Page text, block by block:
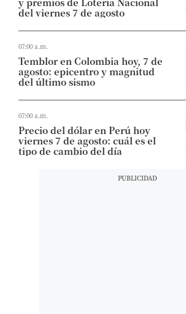
del viernes 7 de agosto
07:00 a.m.
Temblor en Colombia hoy, 7 de
agosto: epicentro y magnitud
del último sismo
07:00 a.m.
Precio del dólar en Perú hoy
viernes 7 de agosto: cuál es el
tipo de cambio del día